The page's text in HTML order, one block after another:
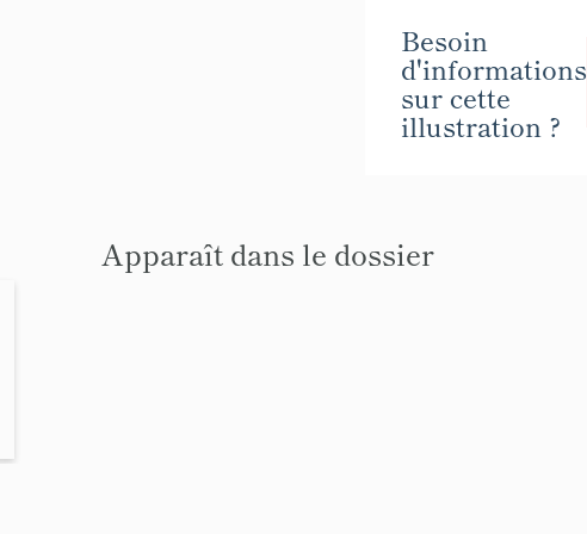
Besoin
d'informations
sur cette
illustration ?
Apparaît dans le dossier